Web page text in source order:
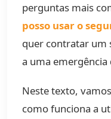
perguntas mais
posso usar o
quer contratar um
a uma
Neste texto,
como funciona a